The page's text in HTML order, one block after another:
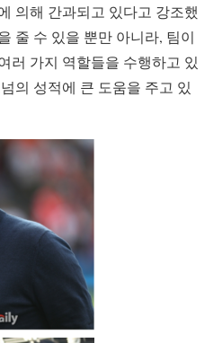
의해 간과되고 있다고 강조했
줄 수 있을 뿐만 아니라, 팀이
러 가지 역할들을 수행하고 있
의 성적에 큰 도움을 주고 있